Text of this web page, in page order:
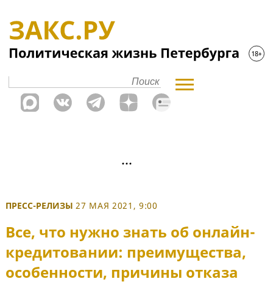
ПРЕСС-РЕЛИЗЫ 27 МАЯ 2021, 9:00
Все, что нужно знать об онлайн-
кредитовании: преимущества,
особенности, причины отказа